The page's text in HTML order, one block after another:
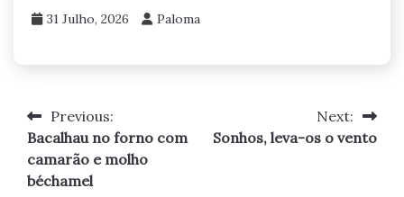
31 Julho, 2026 Paloma
Navegação
de
artigos
Previous:
Bacalhau no forno com
camarão e molho
béchamel
Next:
Sonhos, leva-os o vento